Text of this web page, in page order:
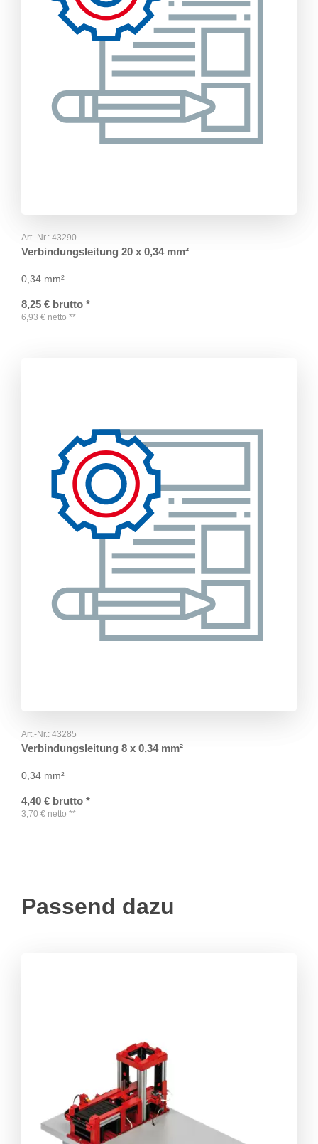
Art.-Nr.: 43290
Verbindungsleitung 20 x 0,34 mm²
0,34 mm²
8,25 € brutto *
6,93 € netto **
Art.-Nr.: 43285
Verbindungsleitung 8 x 0,34 mm²
0,34 mm²
4,40 € brutto *
3,70 € netto **
Passend dazu